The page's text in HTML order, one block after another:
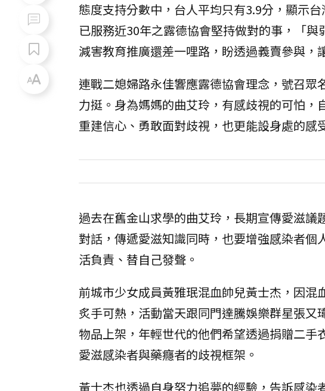
態度支持分數中，台人平均只有3.9分，顯示
已服務近30年之露德協會堅持做對的事，「
減害教育推廣還差一哩路，盼透過義賣參與，
連戰二媳婦路永佳響應露德協會理念，號召
力挺。身為媽媽的曲艾玲，有感歧視的可怕
重建信心、勇敢面對歧視，也更能設身處的感
過去在舊金山求學的曲艾玲，長期宣傳愛滋
對話，傳遞愛滋知識同時，也要增強感染者
活負責、替自己發聲。
前城市少女成員黃雅珉混血帥兒黃士杰，因
炙手可熱，活動當天跟同門達騰娛樂群星張
物品上架，年輕世代的他們希望透過捐贈二
愛滋感染者與藥癮者的歧視框架。
黃士杰也透過自身努力追夢的經驗，告訴感